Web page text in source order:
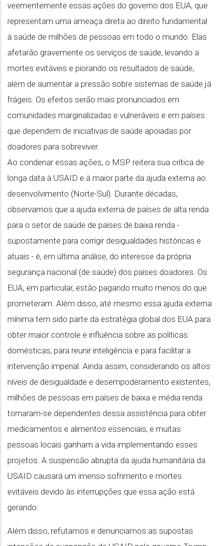
veementemente essas ações do governo dos EUA, que
representam uma ameaça direta ao direito fundamental
à saúde de milhões de pessoas em todo o mundo. Elas
afetarão gravemente os serviços de saúde, levando a
mortes evitáveis e piorando os resultados de saúde,
além de aumentar a pressão sobre sistemas de saúde já
frágeis. Os efeitos serão mais pronunciados em
comunidades marginalizadas e vulneráveis e em países
que dependem de iniciativas de saúde apoiadas por
doadores para sobreviver.
Ao condenar essas ações, o MSP reitera sua crítica de
longa data à USAID e à maior parte da ajuda externa ao
desenvolvimento (Norte-Sul). Durante décadas,
observamos que a ajuda externa de países de alta renda
para o setor de saúde de países de baixa renda -
supostamente para corrigir desigualdades históricas e
atuais - é, em última análise, do interesse da própria
segurança nacional (de saúde) dos países doadores. Os
EUA, em particular, estão pagando muito menos do que
prometeram. Além disso, até mesmo essa ajuda externa
mínima tem sido parte da estratégia global dos EUA para
obter maior controle e influência sobre as políticas
domésticas, para reunir inteligência e para facilitar a
intervenção imperial. Ainda assim, considerando os altos
níveis de desigualdade e desempoderamento existentes,
milhões de pessoas em países de baixa e média renda
tornaram-se dependentes dessa assistência para obter
medicamentos e alimentos essenciais, e muitas
pessoas locais ganham a vida implementando esses
projetos. A suspensão abrupta da ajuda humanitária da
USAID causará um imenso sofrimento e mortes
evitáveis devido às interrupções que essa ação está
gerando.
Além disso, refutamos e denunciamos as supostas